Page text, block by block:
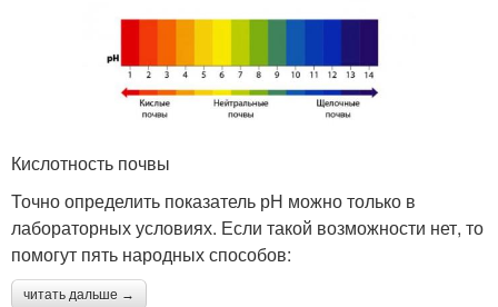
Кислотность почвы
Точно определить показатель рН можно только в
лабораторных условиях. Если такой возможности нет, то
помогут пять народных способов:
читать дальше →